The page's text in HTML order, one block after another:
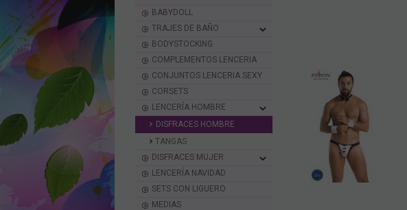
BABYDOLL
TRAJES DE BAÑO
BODYSTOCKING
COMPLEMENTOS LENCERIA
CONJUNTOS LENCERIA SEXY
CORSETS
LENCERÍA HOMBRE
DISFRACES HOMBRE
TANGAS
DISFRACES MUJER
LENCERÍA NAVIDAD
SETS CON LIGUERO
MEDIAS